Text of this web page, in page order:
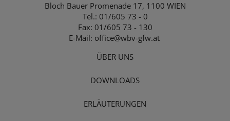
Bloch Bauer Promenade 17, 1100 WIEN
Tel.: 01/605 73 - 0
Fax: 01/605 73 - 130
E-Mail: office@wbv-gfw.at
ÜBER UNS
DOWNLOADS
ERLÄUTERUNGEN